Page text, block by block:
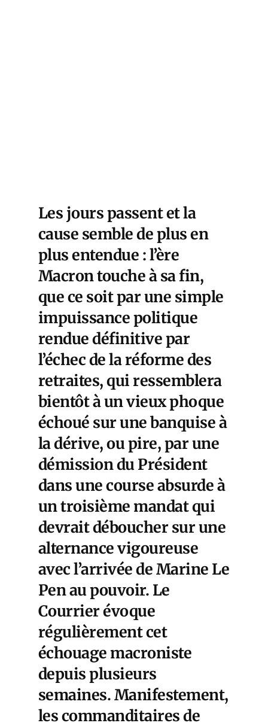
Les jours passent et la
cause semble de plus en
plus entendue : l’ère
Macron touche à sa fin,
que ce soit par une simple
impuissance politique
rendue définitive par
l’échec de la réforme des
retraites, qui ressemblera
bientôt à un vieux phoque
échoué sur une banquise à
la dérive, ou pire, par une
démission du Président
dans une course absurde à
un troisième mandat qui
devrait déboucher sur une
alternance vigoureuse
avec l’arrivée de Marine Le
Pen au pouvoir. Le
Courrier évoque
régulièrement cet
échouage macroniste
depuis plusieurs
semaines. Manifestement,
les commanditaires de